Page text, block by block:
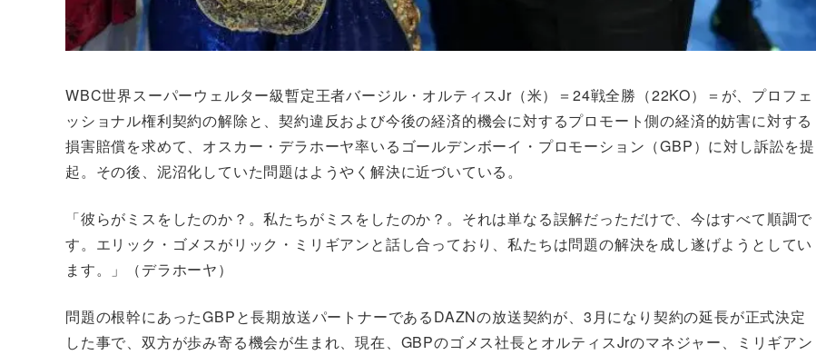
WBC世界スーパーウェルター級暫定王者バージル・オルティスJr（米）＝24戦全勝（22KO）＝が、プロフェ
ッショナル権利契約の解除と、契約違反および今後の経済的機会に対するプロモート側の経済的妨害に対する
損害賠償を求めて、オスカー・デラホーヤ率いるゴールデンボーイ・プロモーション（GBP）に対し訴訟を提
起。その後、泥沼化していた問題はようやく解決に近づいている。
「彼らがミスをしたのか？。私たちがミスをしたのか？。それは単なる誤解だっただけで、今はすべて順調で
す。エリック・ゴメスがリック・ミリギアンと話し合っており、私たちは問題の解決を成し遂げようとしてい
ます。」（デラホーヤ）
問題の根幹にあったGBPと長期放送パートナーであるDAZNの放送契約が、3月になり契約の延長が正式決定
した事で、双方が歩み寄る機会が生まれ、現在、GBPのゴメス社長とオルティスJrのマネジャー、ミリギアン